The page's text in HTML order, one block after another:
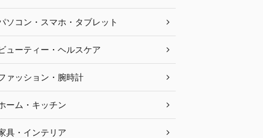
ソコン・スマホ・タブレット
ューティー・ヘルスケア
ァッション・腕時計
ーム・キッチン
具・インテリア